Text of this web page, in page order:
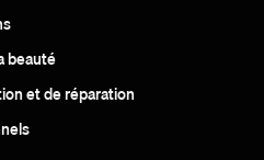
beauté
et de réparation